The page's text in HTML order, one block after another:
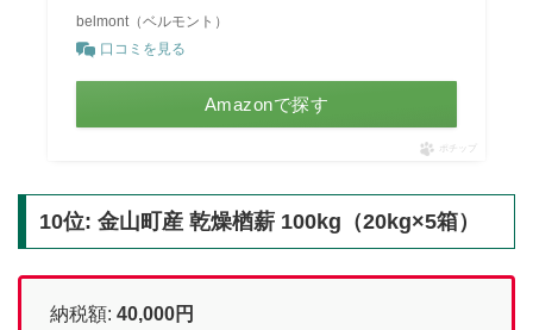
belmont（ベルモント）
口コミを見る
Amazonで探す
ポチップ
10位: 金山町産 乾燥楢薪 100kg（20kg×5箱）
納税額: 40,000円